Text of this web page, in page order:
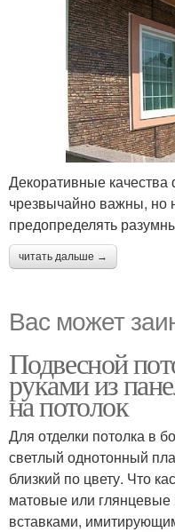
Декоративные
чрезвычайно важны, но
предопределять
читать дальше →
Вас может
Подвесной
руками из
на потолок
Для отделки потолка в
светлый однотонный
близкий по цвету. Что
матовые или глянцевые
вставками,